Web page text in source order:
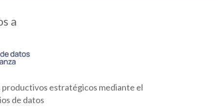
a
productivos estratégicos mediante el
de datos